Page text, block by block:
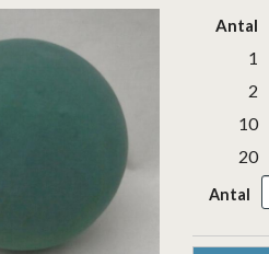
Antal
1
2
10
20
Antal